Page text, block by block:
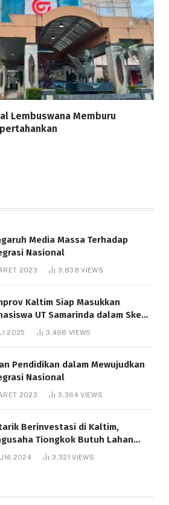
Lembuswana Memburu
Media Massa Terhadap
Nasional
2023 3,838VIEWS
Kaltim Siap Masukkan
UT Samarinda dalam Skema
Pendidikan Gratispol
2025 3,468 VIEWS
Pendidikan dalam Mewujudkan
Nasional
2023 3,364VIEWS
Berinvestasi di Kaltim,
Tiongkok Butuh Lahan
Hektare
2024 3,321VIEWS